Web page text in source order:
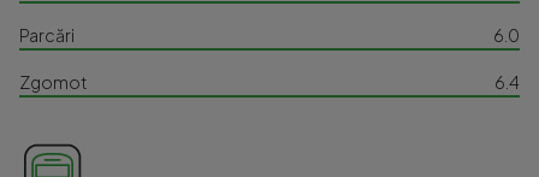
Parcări 6.0
Zgomot 6.4